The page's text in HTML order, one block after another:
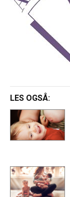
LES OGSÅ: